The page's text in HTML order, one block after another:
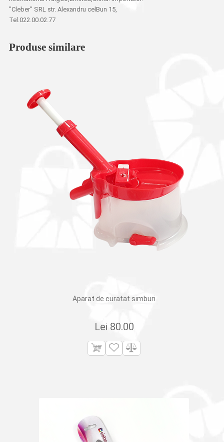
”Cleber” SRL str. Alexandru celBun 15,
Tel.022.00.02.77
Produse similare
Aparat de curatat simburi
Lei 80.00